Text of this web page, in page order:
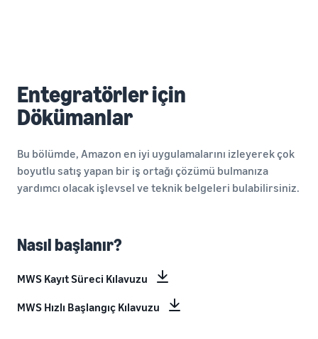
Entegratörler için
Dökümanlar
Bu bölümde, Amazon en iyi uygulamalarını izleyerek çok
boyutlu satış yapan bir iş ortağı çözümü bulmanıza
yardımcı olacak işlevsel ve teknik belgeleri bulabilirsiniz.
Nasıl başlanır?
MWS Kayıt Süreci Kılavuzu
MWS Hızlı Başlangıç Kılavuzu